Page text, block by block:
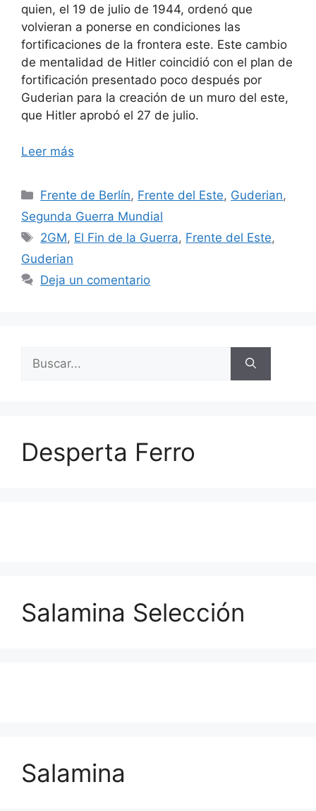
quien, el 19 de julio de 1944, ordenó que
volvieran a ponerse en condiciones las
fortificaciones de la frontera este. Este cambio
de mentalidad de Hitler coincidió con el plan de
fortificación presentado poco después por
Guderian para la creación de un muro del este,
que Hitler aprobó el 27 de julio.
Leer más
Categorías
Frente de Berlín, Frente del Este, Guderian,
Segunda Guerra Mundial
Etiquetas
2GM, El Fin de la Guerra, Frente del Este,
Guderian
Deja un comentario
Desperta Ferro
Salamina Selección
Salamina